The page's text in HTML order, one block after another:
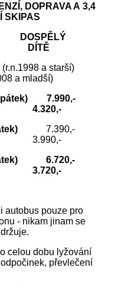
DOPRAVA A 3,4
SKIPAS
DOSPĚLÝ
DÍTĚ
starší)
a mladší)
- pátek) 7.990,-
7.390,-
- pátek) 6.720,-
autobus pouze pro
- nikam jinam se
celou dobu lyžování
převlečení